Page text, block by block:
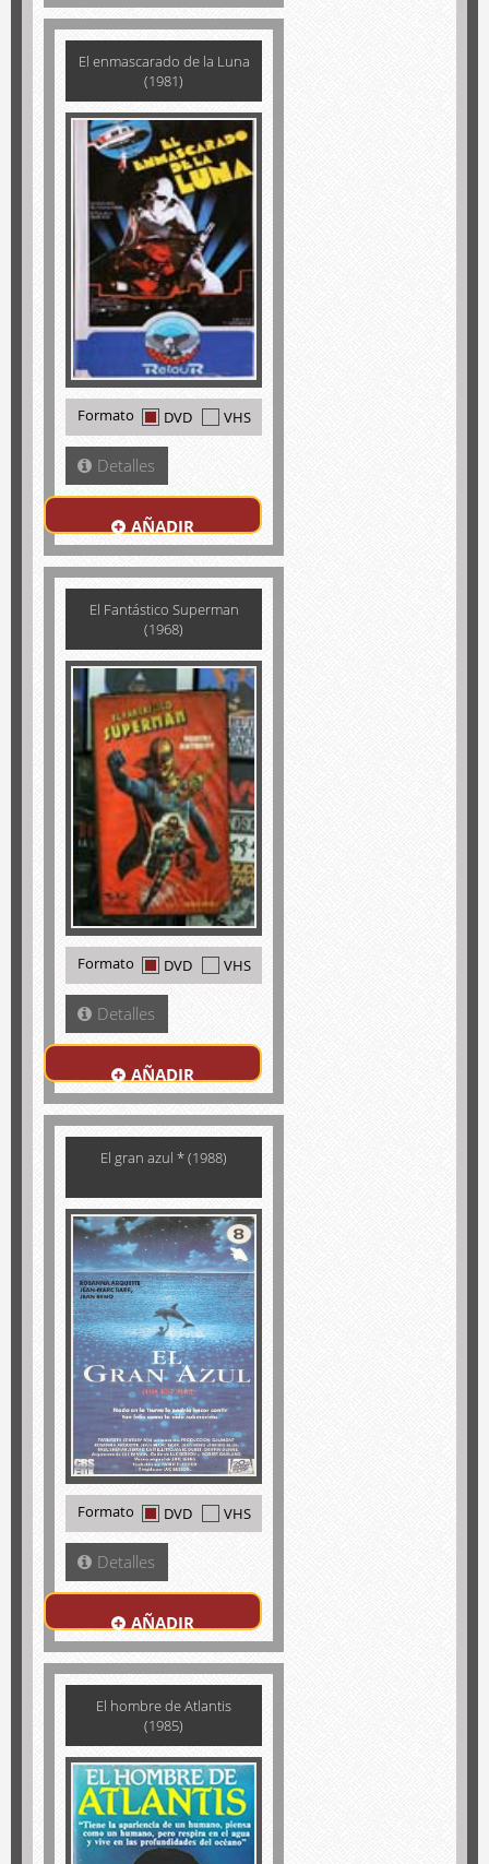
El enmascarado de la Luna
(1981)
Formato DVD VHS
Detalles
AÑADIR
El Fantástico Superman
(1968)
Formato DVD VHS
Detalles
AÑADIR
El gran azul * (1988)
Formato DVD VHS
Detalles
AÑADIR
El hombre de Atlantis
(1985)